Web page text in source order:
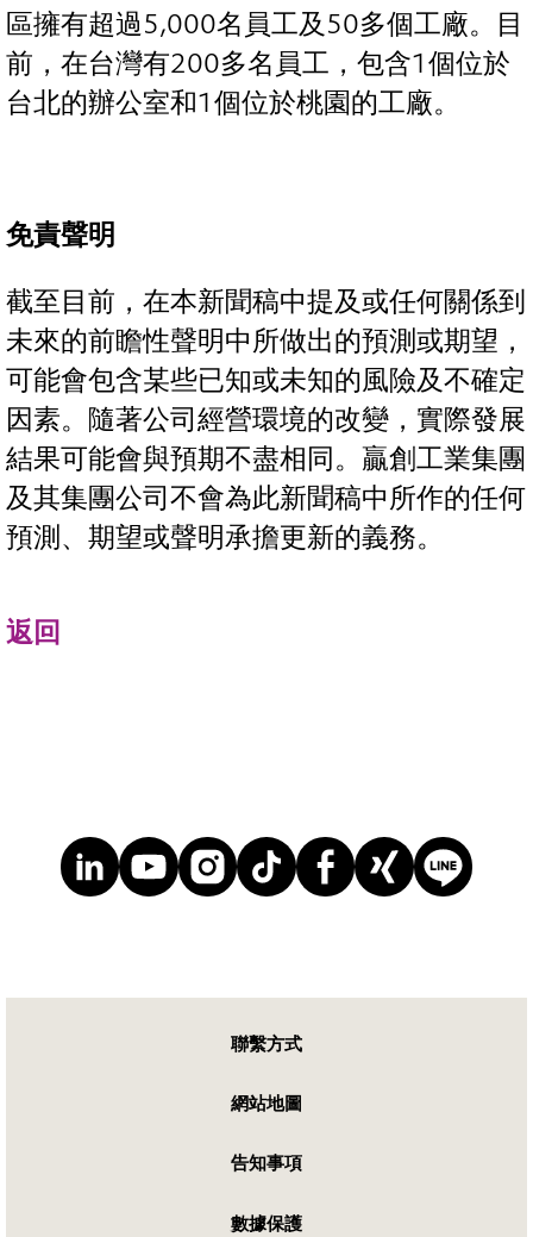
區擁有超過5,000名員工及50多個工廠。目
前，在台灣有200多名員工，包含1個位於
台北的辦公室和1個位於桃園的工廠。
免責聲明
截至目前，在本新聞稿中提及或任何關係到
未來的前瞻性聲明中所做出的預測或期望，
可能會包含某些已知或未知的風險及不確定
因素。隨著公司經營環境的改變，實際發展
結果可能會與預期不盡相同。贏創工業集團
及其集團公司不會為此新聞稿中所作的任何
預測、期望或聲明承擔更新的義務。
返回
聯繫方式
網站地圖
告知事項
數據保護